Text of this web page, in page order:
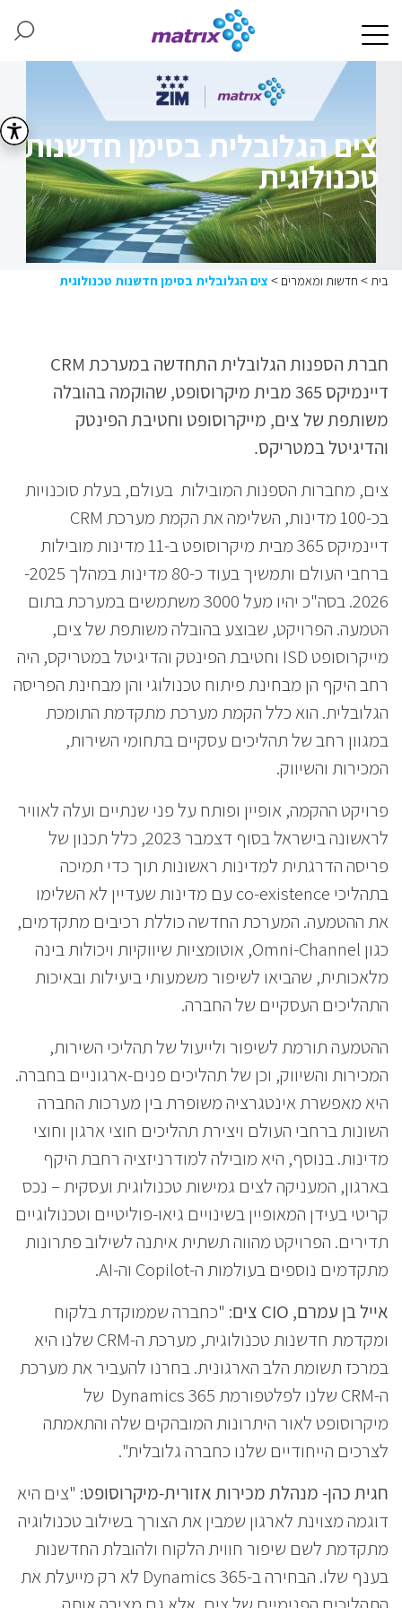
צים הגלובלית בסימן חדשנות
טכנולוגית
בית> חדשות ומאמרים > צים הגלובלית בסימן חדשנות טכנולוגית
חברת הספנות הגלובלית התחדשה במערכת CRM
דיינמיקס 365 מבית מיקרוסופט, שהוקמה בהובלה
משותפת של צים, מייקרוסופט וחטיבת הפינטק
והדיגיטל במטריקס.
צים, מחברות הספנות המובילות בעולם, בעלת סוכנויות
בכ-100 מדינות, השלימה את הקמת מערכת CRM
דיינמיקס 365 מבית מיקרוסופט ב-11 מדינות מובילות
ברחבי העולם ותמשיך בעוד כ-80 מדינות במהלך 2025-
2026. בסה"כ יהיו מעל 3000 משתמשים במערכת בתום
הטמעה. הפרויקט, שבוצע בהובלה משותפת של צים,
מייקרוסופט ISD וחטיבת הפינטק והדיגיטל במטריקס, היה
רחב היקף הן מבחינת פיתוח טכנולוגי והן מבחינת הפריסה
הגלובלית. הוא כלל הקמת מערכת מתקדמת התומכת
במגוון רחב של תהליכים עסקיים בתחומי השירות,
המכירות והשיווק.
פרויקט ההקמה, אופיין ופותח על פני שנתיים ועלה לאוויר
לראשונה בישראל בסוף דצמבר 2023, כלל תכנון של
פריסה הדרגתית למדינות ראשונות תוך כדי תמיכה
בתהליכי co-existence עם מדינות שעדיין לא השלימו
את ההטמעה. המערכת החדשה כוללת רכיבים מתקדמים,
כגון Omni-Channel, אוטומציות שיווקיות ויכולות בינה
מלאכותית, שהביאו לשיפור משמעותי ביעילות ובאיכות
התהליכים העסקיים של החברה.
ההטמעה תורמת לשיפור ולייעול של תהליכי השירות,
המכירות והשיווק, וכן של תהליכים פנים-ארגוניים בחברה.
היא מאפשרת אינטגרציה משופרת בין מערכות החברה
השונות ברחבי העולם ויצירת תהליכים חוצי ארגון וחוצי
מדינות. בנוסף, היא מובילה למודרניזציה רחבת היקף
בארגון, המעניקה לצים גמישות טכנולוגית ועסקית – נכס
קריטי בעידן המאופיין בשינויים גיאו-פוליטיים וטכנולוגיים
תדירים. הפרויקט מהווה תשתית איתנה לשילוב פתרונות
מתקדמים נוספים בעולמות ה-Copilot וה-AI.
אייל בן עמרם, CIO צים
: "כחברה שממוקדת בלקוח
ומקדמת חדשנות טכנולוגית, מערכת ה-CRM שלנו היא
במרכז תשומת הלב הארגונית. בחרנו להעביר את מערכת
ה-CRM שלנו לפלטפורמת Dynamics 365 של
מיקרוסופט לאור היתרונות המובהקים שלה והתאמתה
לצרכים הייחודיים שלנו כחברה גלובלית".
חגית כהן- מנהלת מכירות אזורית-מיקרוסופט: "צים היא
דוגמה מצוינת לארגון שמבין את הצורך בשילוב טכנולוגיה
מתקדמת לשם שיפור חווית הלקוח ולהובלת החדשנות
בענף שלו. הבחירה ב-Dynamics 365 לא רק מייעלת את